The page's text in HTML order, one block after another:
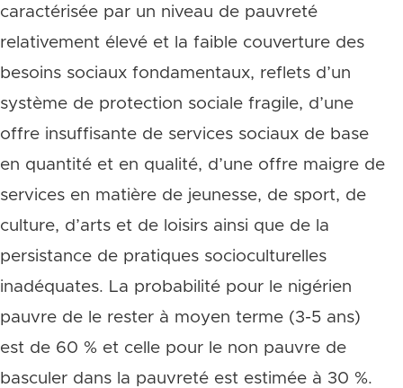
caractérisée par un niveau de pauvreté
relativement élevé et la faible couverture des
besoins sociaux fondamentaux, reflets d’un
système de protection sociale fragile, d’une
offre insuffisante de services sociaux de base
en quantité et en qualité, d’une offre maigre de
services en matière de jeunesse, de sport, de
culture, d’arts et de loisirs ainsi que de la
persistance de pratiques socioculturelles
inadéquates. La probabilité pour le nigérien
pauvre de le rester à moyen terme (3-5 ans)
est de 60 % et celle pour le non pauvre de
basculer dans la pauvreté est estimée à 30 %.